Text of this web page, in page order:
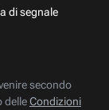
di segnale
secondo
delleCondizioni